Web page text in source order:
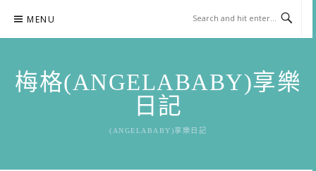
content
MENU
梅格(ANGELABABY)享樂
日記
(ANGELABABY)享樂日記